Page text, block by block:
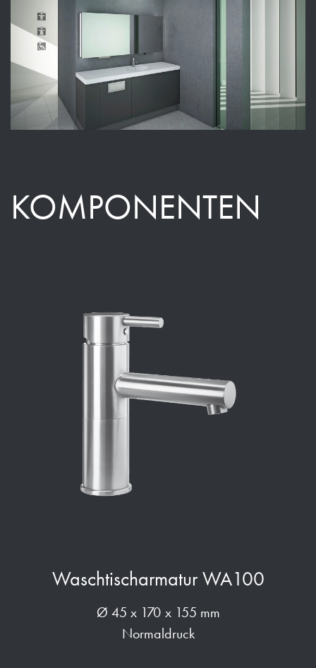
KOMPONENTEN
Waschtischarmatur WA100
Ø 45 x 170 x 155 mm
Normaldruck